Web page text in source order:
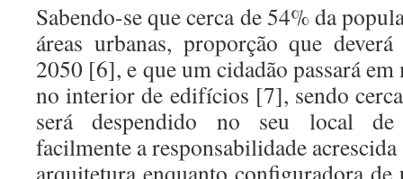
Sabendo-se que cerca de 54% da
áreas urbanas, proporção que
2050 [6], e que um cidadão passará
no interior de edifícios [7], sendo
será despendido no seu local de
facilmente a responsabilidade
arquitetura enquanto configuradora